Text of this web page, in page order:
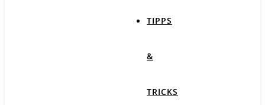
TIPPS
&
TRICKS